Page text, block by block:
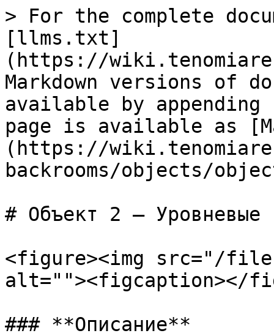
> For the complete
[llms.txt]
(https://
Markdown versions of
available by
page is available as
(https://
backrooms/objects/
# Объект 2 — Уровневые
<figure><img src="/files/
alt=""><figcaption></
### **Описание**